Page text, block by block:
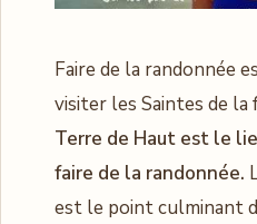
Faire de la randonnée
visiter les Saintes de la
Terre de Haut est le
faire de la randonnée.
est le point culminant